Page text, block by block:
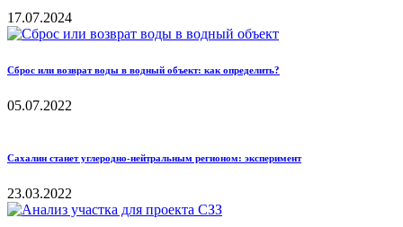
17.07.2024
Сброс или возврат воды в водный объект: как определить?
05.07.2022
Сахалин станет углеродно-нейтральным регионом: эксперимент
23.03.2022